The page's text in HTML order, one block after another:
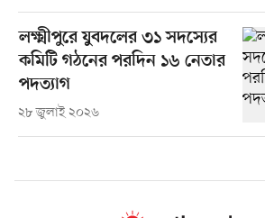
লক্ষ্মীপুরে যুবদলের ৩১ সদস্যের
কমিটি গঠনের পরদিন ১৬ নেতার
পদত্যাগ
২৮ জুলাই ২০২৬